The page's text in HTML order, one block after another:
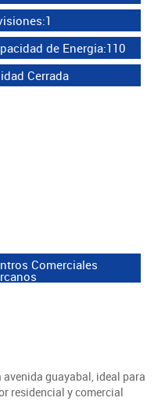
de Energia:110
Cerrada
Comerciales
guayabal, ideal para
residencial y comercial